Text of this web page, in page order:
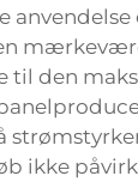
til den
ikke